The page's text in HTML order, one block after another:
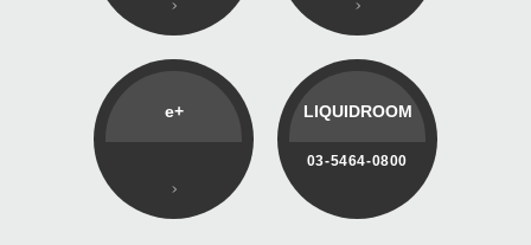
e+ LIQUIDROOM
03-5464-0800